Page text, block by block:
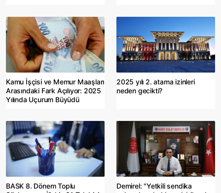
Kamu İşçisi ve Memur Maaşları
Arasındaki Fark Açılıyor: 2025
Yılında Uçurum Büyüdü
2025 yılı 2. atama izinleri
neden gecikti?
BASK 8. Dönem Toplu
Demirel: "Yetkili sendika